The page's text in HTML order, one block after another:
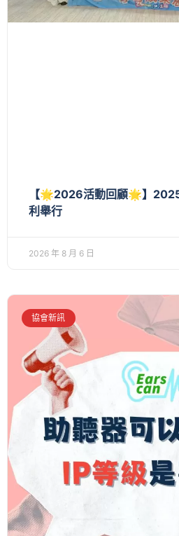
【🌟2026活動回顧🌟】
利舉行
2026 年 8 月 6 日
協會新訊